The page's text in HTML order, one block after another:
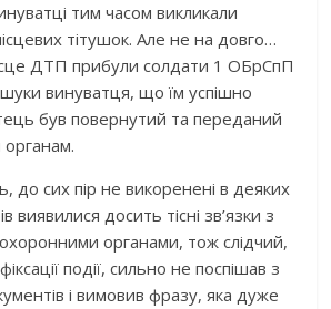
тим часом викликали
тітушок. Але не на довго…
ДТП прибули солдати 1 ОБрСпП
винуватця, що їм успішно
був повернутий та переданий
до сих пір не викоренені в деяких
виявилися досить тісні зв’язки з
органами, тож слідчий,
події, сильно не поспішав з
і вимовив фразу, яка дуже